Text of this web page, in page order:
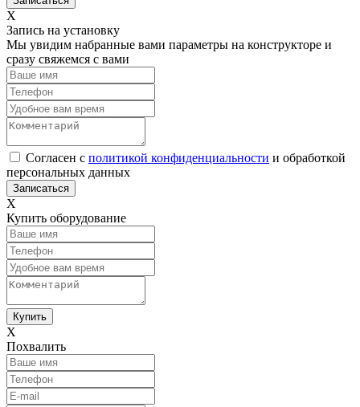
Х
Запись на установку
Мы увидим набранные вами параметры на конструкторе и
сразу свяжемся с вами
Согласен с политикой конфиденциальности и обработкой
персональных данных
Х
Купить оборудование
Х
Похвалить